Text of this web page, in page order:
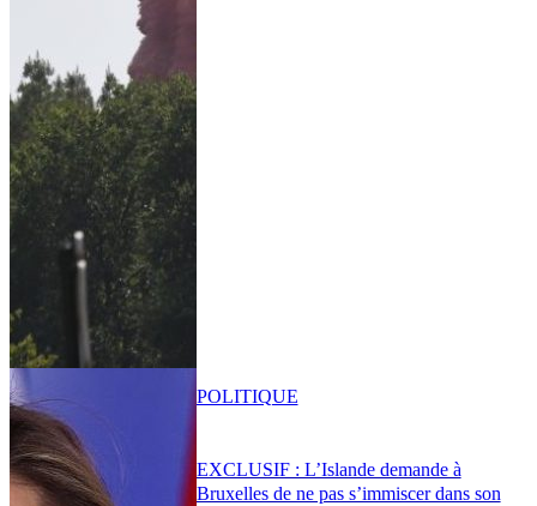
EXCLUSIF : L’Islande demande à
Bruxelles de ne pas s’immiscer dans son
POLITIQUE